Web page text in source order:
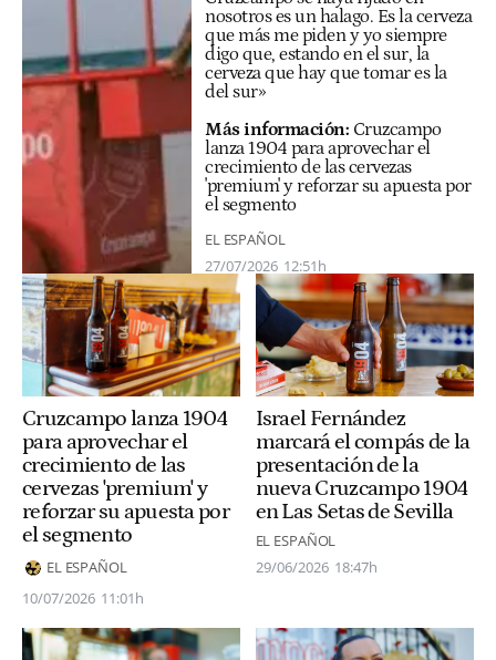
nosotros es un halago. Es la cerveza
que más me piden y yo siempre
digo que, estando en el sur, la
cerveza que hay que tomar es la
del sur»
Más información: Cruzcampo
lanza 1904 para aprovechar el
crecimiento de las cervezas
'premium' y reforzar su apuesta por
el segmento
EL ESPAÑOL
27/07/2026 12:51h
Cruzcampo lanza 1904
para aprovechar el
crecimiento de las
cervezas 'premium' y
reforzar su apuesta por
el segmento
EL ESPAÑOL
10/07/2026 11:01h
Israel Fernández
marcará el compás de la
presentación de la
nueva Cruzcampo 1904
en Las Setas de Sevilla
EL ESPAÑOL
29/06/2026 18:47h